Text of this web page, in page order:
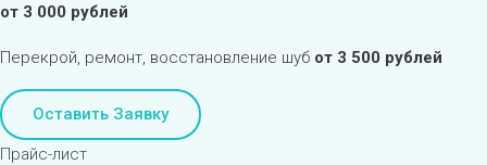
от 3 000 рублей
Перекрой, ремонт, восстановление шуб от 3 500 рублей
Оставить Заявку
Прайс-лист